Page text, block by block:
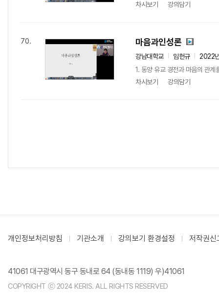
차시보기
강의담기
70. 마음과인성론
강남대학교 임헌규
2022
1. 동양 유교 경전과 마음의 관
차시보기
강의담기
개인정보처리방침 기관소개 강의보기 환경설정 저작권신
41061 대구광역시 동구 동내로 64 (동내동 1119) 우)41061
COPYRIGHT ⓒ 2024 KERIS. ALL RIGHTS RESERVED